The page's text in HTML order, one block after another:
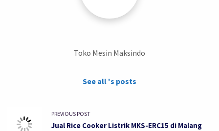
Toko Mesin Maksindo
See all 's posts
PREVIOUS POST
Jual Rice Cooker Listrik MKS-ERC15 di Malang